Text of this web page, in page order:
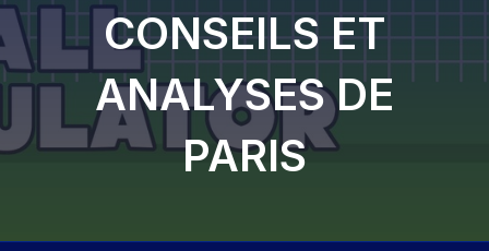
CONSEILS ET
ANALYSES DE
PARIS